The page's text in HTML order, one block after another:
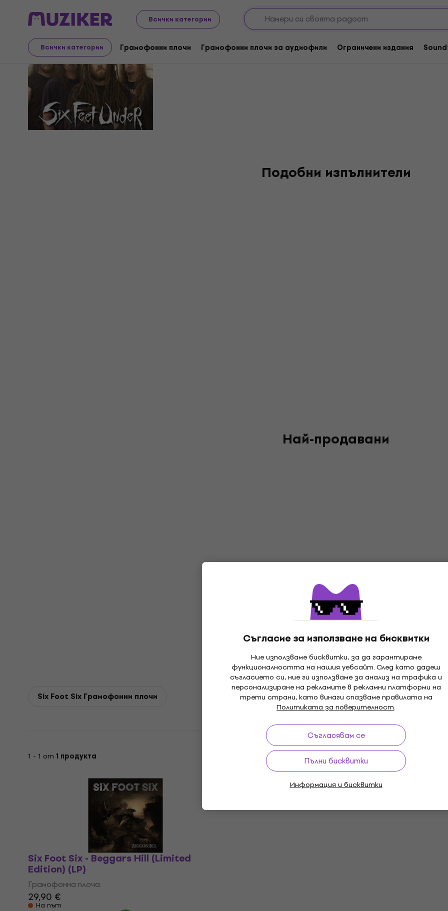
Всички категории
Всички категории Грамофонни плочи Грамофонни плочи за аудиофили Ограничени издания
Съгласие за използване на бисквитки
Ние използваме бисквитки, за да гарантираме
функционалността на нашия уебсайт. След като дадеш
съгласието си, ние ги използваме за анализ на трафика и
персонализиране на рекламите в рекламни платформи на
трети страни, като винаги спазваме правилата на
Политиката за поверителност.
Съгласявам се
Пълни бисквитки
Информация и бисквитки
Six Foot Six
Подобни изпълнители
Най-продавани
Six Foot Six Грамофонни плочи
1 - 1 от 1 продукта
Six Foot Six - Beggars Hill (Limited
Edition) (LP)
Грамофонна плоча
29,90 €
На път